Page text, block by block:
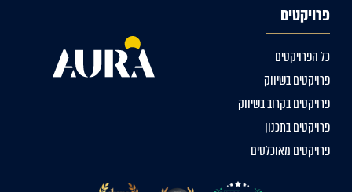
פרויקטים
כל הפרויקטים
פרויקטים בשיווק
פרויקטים בקרוב בשיווק
פרויקטים בתכנון
פרויקטים מאוכלסים